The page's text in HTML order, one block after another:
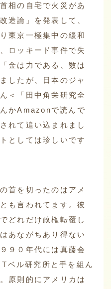
相の自宅で火災があ
造論」を発表して、
東京一極集中の緩和
ロッキード事件で失
金は力である、数は
したが、日本のジャ
＜「田中角栄研究全
かAmazonで読んで
れて追い込まれまし
としては珍しいです
首を切ったのはアメ
も言われてます。彼
どれだけ政権転覆し
あながちあり得ない
９０年代には真藤会
ベル研究所と手を組ん
原則的にアメリカは